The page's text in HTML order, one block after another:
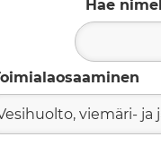
Hae
viemäri-